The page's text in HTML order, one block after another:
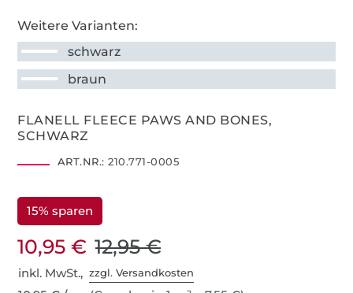
Weitere Varianten:
schwarz
braun
FLANELL FLEECE PAWS AND BONES,
SCHWARZ
ART.NR.: 210.771-0005
15% sparen
10,95 € 12,95 €
inkl. MwSt.,zzgl. Versandkosten